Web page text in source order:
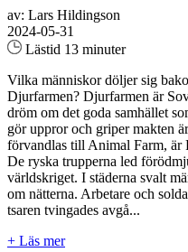
av: Lars Hildingson
2024-05-31
Lästid 13 minuter
Vilka människor döljer sig
Djurfarmen? Djurfarmen är
dröm om det goda samhället
gör uppror och griper makten
förvandlas till Animal Farm, är
De ryska trupperna led
världskriget. I städerna svalt
om nätterna. Arbetare och
tsaren tvingades avgå...
+ Läs mer